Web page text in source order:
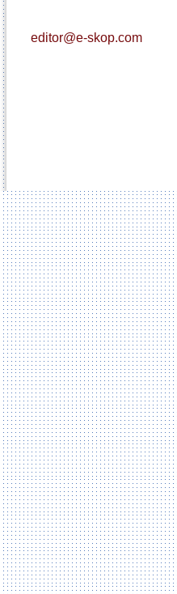
editor@e-skop.com